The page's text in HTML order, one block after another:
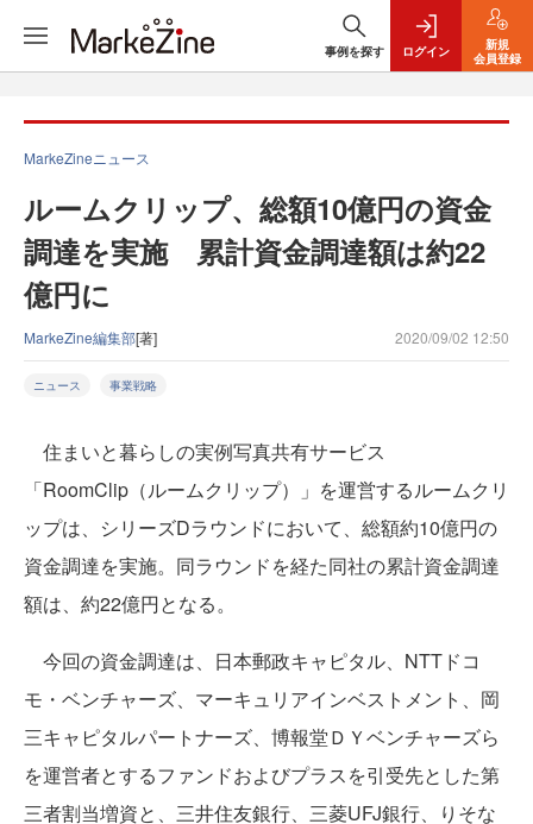
事例を探す ログイン
新規
会員登録
MarkeZineニュース
ルームクリップ、総額10億円の資金
調達を実施 累計資⾦調達額は約22
億円に
MarkeZine編集部[著] 2020/09/02 12:50
ニュース 事業戦略
住まいと暮らしの実例写真共有サービス
「RoomClip（ルームクリップ）」を運営するルームクリ
ップは、シリーズDラウンドにおいて、総額約10億円の
資金調達を実施。同ラウンドを経た同社の累計資⾦調達
額は、約22億円となる。
今回の資金調達は、日本郵政キャピタル、NTTドコ
モ・ベンチャーズ、マーキュリアインベストメント、岡
三キャピタルパートナーズ、博報堂ＤＹベンチャーズら
を運営者とするファンドおよびプラスを引受先とした第
三者割当増資と、三井住友銀行、三菱UFJ銀行、りそな